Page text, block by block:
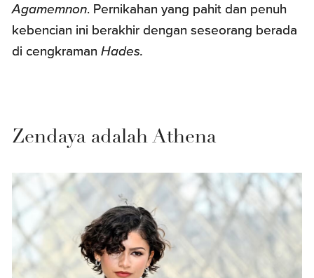
Agamemnon. Pernikahan yang pahit dan penuh
kebencian ini berakhir dengan seseorang berada
di cengkramanHades.
Zendaya adalah Athena